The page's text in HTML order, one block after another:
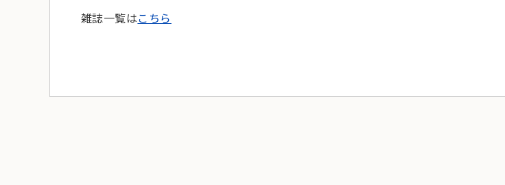
雑誌一覧はこちら